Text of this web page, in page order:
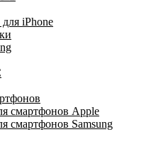
iPhone
смартфонов Apple
смартфонов Samsung